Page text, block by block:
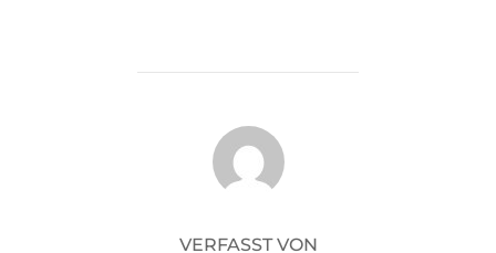
BEITRAGSAUTOR
VERFASST VON